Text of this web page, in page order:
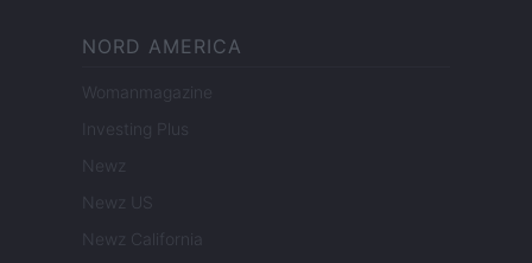
NORD AMERICA
Womanmagazine
Investing Plus
Newz
Newz US
Newz California